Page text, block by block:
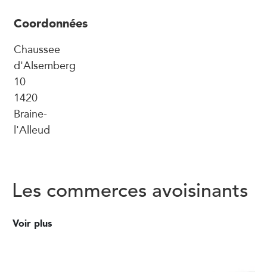
Coordonnées
Chaussee
d'Alsemberg
10
1420
Braine-
l'Alleud
Les commerces avoisinants
Voir plus